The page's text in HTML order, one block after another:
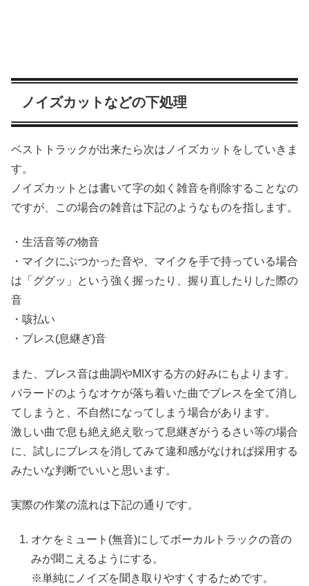
ノイズカットなどの下処理
ベストトラックが出来たら次はノイズカットをしていきま
す。
ノイズカットとは書いて字の如く雑音を削除することなの
ですが、この場合の雑音は下記のようなものを指します。
・生活音等の物音
・マイクにぶつかった音や、マイクを手で持っている場合
は「ググッ」という強く握ったり、握り直したりした際の
音
・咳払い
・ブレス(息継ぎ)音
また、ブレス音は曲調やMIXする方の好みにもよります。
バラードのようなオケが落ち着いた曲でブレスを全て消し
てしまうと、不自然になってしまう場合があります。
激しい曲で息も絶え絶え歌って息継ぎがうるさい等の場合
に、試しにブレスを消してみて違和感がなければ採用する
みたいな判断でいいと思います。
実際の作業の流れは下記の通りです。
オケをミュート(無音)にしてボーカルトラックの音の
みが聞こえるようにする。
※単純にノイズを聞き取りやすくするためです。